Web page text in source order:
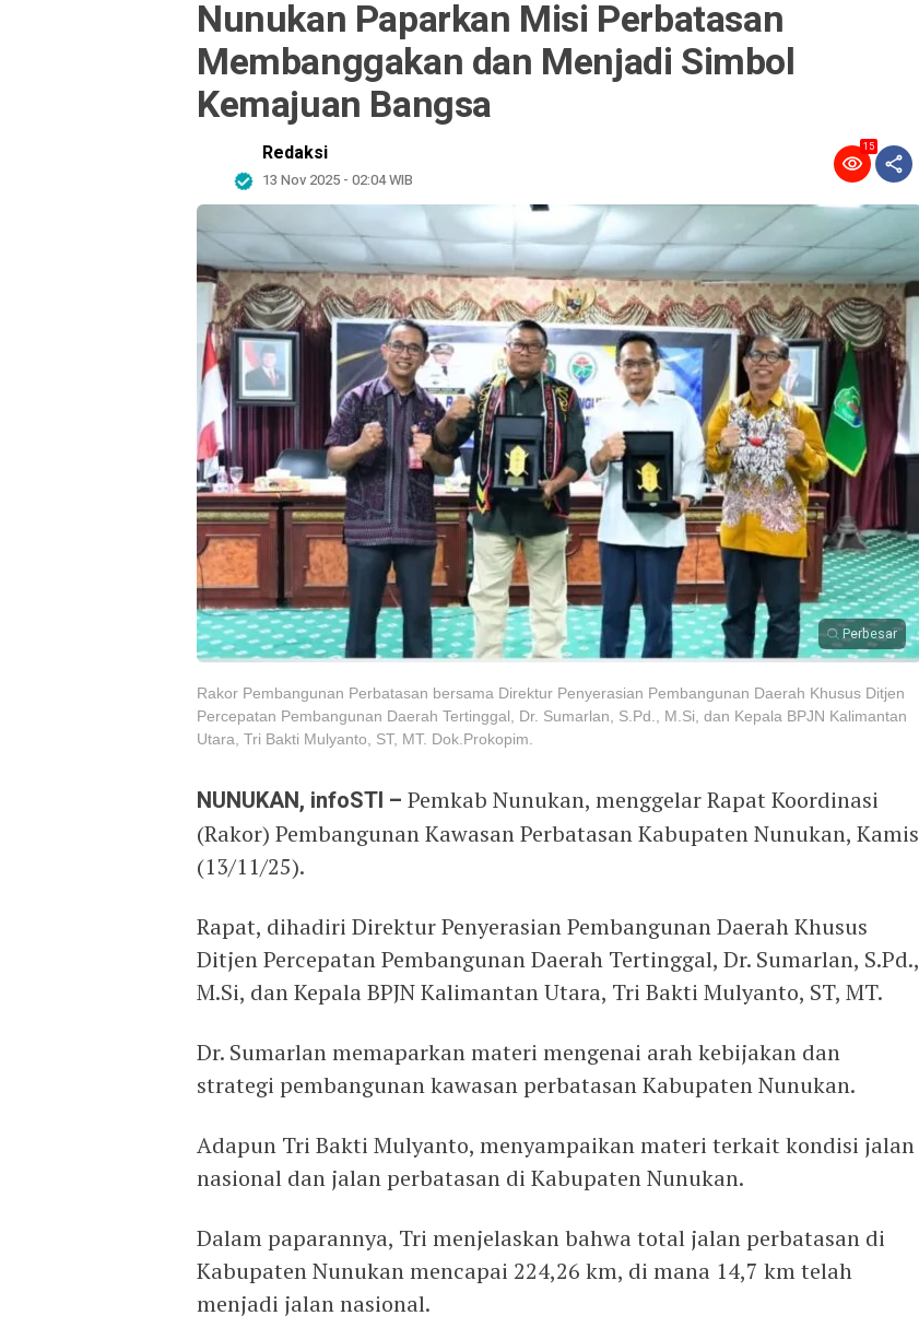
Nunukan Paparkan Misi Perbatasan
Membanggakan dan Menjadi Simbol
Kemajuan Bangsa
Redaksi
13 Nov 2025 - 02:04 WIB
15
Perbesar
Rakor Pembangunan Perbatasan bersama Direktur Penyerasian Pembangunan Daerah Khusus Ditjen
Percepatan Pembangunan Daerah Tertinggal, Dr. Sumarlan, S.Pd., M.Si, dan Kepala BPJN Kalimantan
Utara, Tri Bakti Mulyanto, ST, MT. Dok.Prokopim.
NUNUKAN, infoSTI – Pemkab Nunukan, menggelar Rapat Koordinasi
(Rakor) Pembangunan Kawasan Perbatasan Kabupaten Nunukan, Kamis
(13/11/25).
Rapat, dihadiri Direktur Penyerasian Pembangunan Daerah Khusus
Ditjen Percepatan Pembangunan Daerah Tertinggal, Dr. Sumarlan, S.Pd.,
M.Si, dan Kepala BPJN Kalimantan Utara, Tri Bakti Mulyanto, ST, MT.
Dr. Sumarlan memaparkan materi mengenai arah kebijakan dan
strategi pembangunan kawasan perbatasan Kabupaten Nunukan.
Adapun Tri Bakti Mulyanto, menyampaikan materi terkait kondisi jalan
nasional dan jalan perbatasan di Kabupaten Nunukan.
Dalam paparannya, Tri menjelaskan bahwa total jalan perbatasan di
Kabupaten Nunukan mencapai 224,26 km, di mana 14,7 km telah
menjadi jalan nasional.